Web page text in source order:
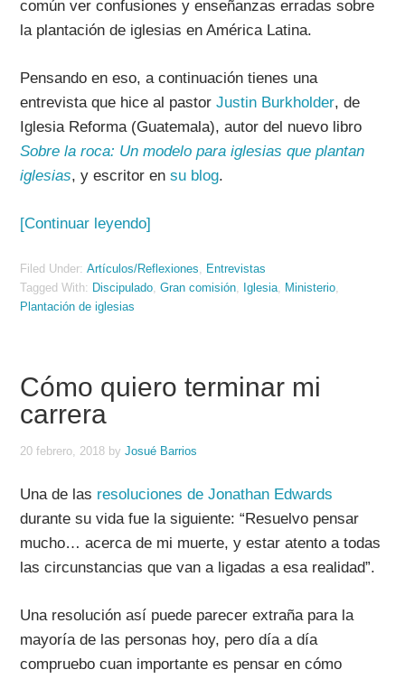
común ver confusiones y enseñanzas erradas sobre
la plantación de iglesias en América Latina.
Pensando en eso, a continuación tienes una
entrevista que hice al pastorJustin Burkholder, de
Iglesia Reforma (Guatemala), autor del nuevo libro
Sobre la roca: Un modelo para iglesias que plantan
iglesias, y escritor ensu blog.
[Continuar leyendo]
Filed Under:Artículos/Reflexiones, Entrevistas
Tagged With: Discipulado,Gran comisión, Iglesia, Ministerio,
Plantación de iglesias
Cómo quiero terminar mi
carrera
20 febrero, 2018 byJosué Barrios
Una de las resoluciones de Jonathan Edwards
durante su vida fue la siguiente: “Resuelvo pensar
mucho… acerca de mi muerte, y estar atento a todas
las circunstancias que van a ligadas a esa realidad”.
Una resolución así puede parecer extraña para la
mayoría de las personas hoy, pero día a día
compruebo cuan importante es pensar en cómo